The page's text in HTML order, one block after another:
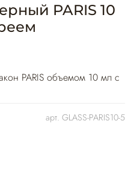
арт. GLASS-PARIS10-5
PARIS 10
PARIS объемом 10 мл с